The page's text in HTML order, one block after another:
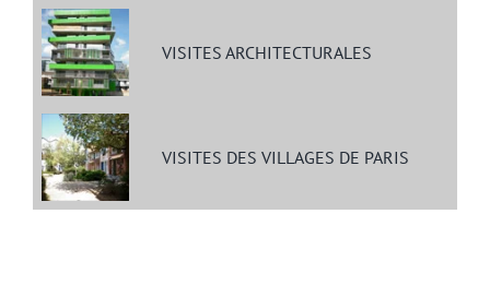
VISITES ARCHITECTURALES
VISITES DES VILLAGES DE PARIS